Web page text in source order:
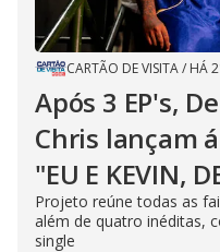
CARTÃO DE VISITA/ HÁ
Após 3 EP's,
Chris lançam
"EU E KEVIN,
Projeto reúne todas as
além de quatro inéditas,
single